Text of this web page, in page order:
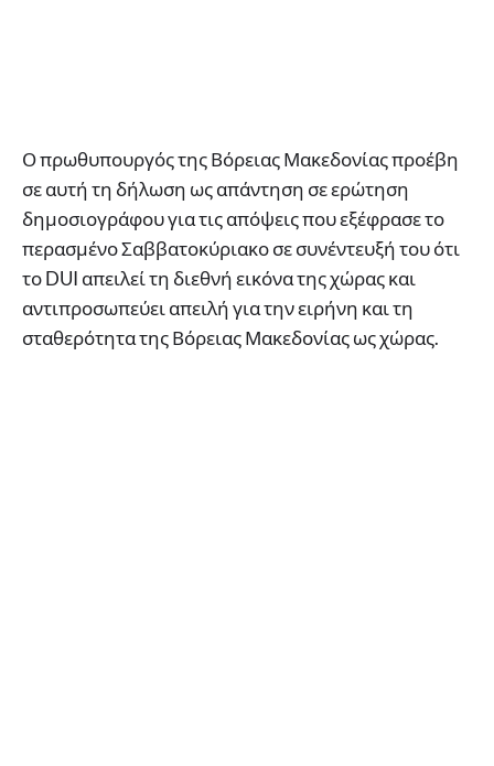
Ο πρωθυπουργός της Βόρειας Μακεδονίας προέβη
σε αυτή τη δήλωση ως απάντηση σε ερώτηση
δημοσιογράφου για τις απόψεις που εξέφρασε το
περασμένο Σαββατοκύριακο σε συνέντευξή του ότι
το DUI απειλεί τη διεθνή εικόνα της χώρας και
αντιπροσωπεύει απειλή για την ειρήνη και τη
σταθερότητα της Βόρειας Μακεδονίας ως χώρας.